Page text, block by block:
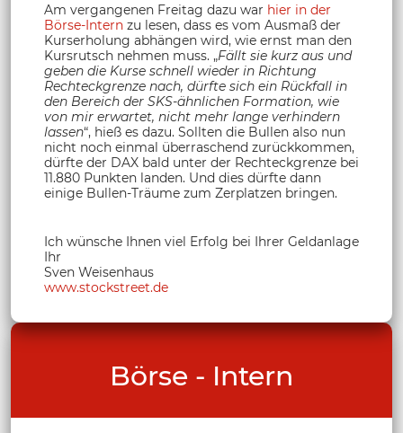
Am vergangenen Freitag dazu war hier in der
Börse-Intern zu lesen, dass es vom Ausmaß der
Kurserholung abhängen wird, wie ernst man den
Kursrutsch nehmen muss. „Fällt sie kurz aus und
geben die Kurse schnell wieder in Richtung
Rechteckgrenze nach, dürfte sich ein Rückfall in
den Bereich der SKS-ähnlichen Formation, wie
von mir erwartet, nicht mehr lange verhindern
lassen“, hieß es dazu. Sollten die Bullen also nun
nicht noch einmal überraschend zurückkommen,
dürfte der DAX bald unter der Rechteckgrenze bei
11.880 Punkten landen. Und dies dürfte dann
einige Bullen-Träume zum Zerplatzen bringen.
Ich wünsche Ihnen viel Erfolg bei Ihrer Geldanlage
Ihr
Sven Weisenhaus
www.stockstreet.de
Börse - Intern